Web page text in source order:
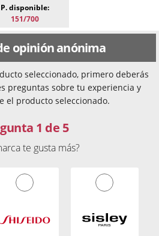
P. disponible:
151/700
opinión anónima
seleccionado, primero deberás
preguntas sobre tu experiencia y
el producto seleccionado.
1 de 5
te gusta más?